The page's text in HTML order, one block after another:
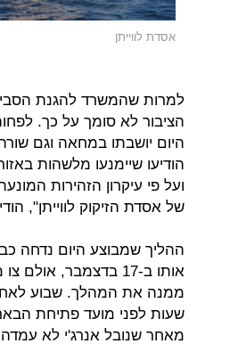
אסדת לווייתן
למרות שהמשרד להגנת
הציבור לא סומך על כך.
היום יושבתו במחאה וגם
הודיעו שיימנעו מלשהות
ועל פי עיקרון הזהירות
של אסדת הזיקוק לווייתן",
ההליך שמבוצע היום נדחה
אותו ב-17 בדצמבר,
ממנה את המהלך. שבוע
שעות לפני מועד פתיחת
מאחר שנובל אנרג'י לא